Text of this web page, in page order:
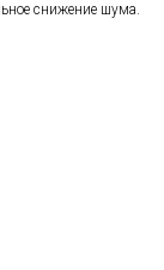
снижение шума.